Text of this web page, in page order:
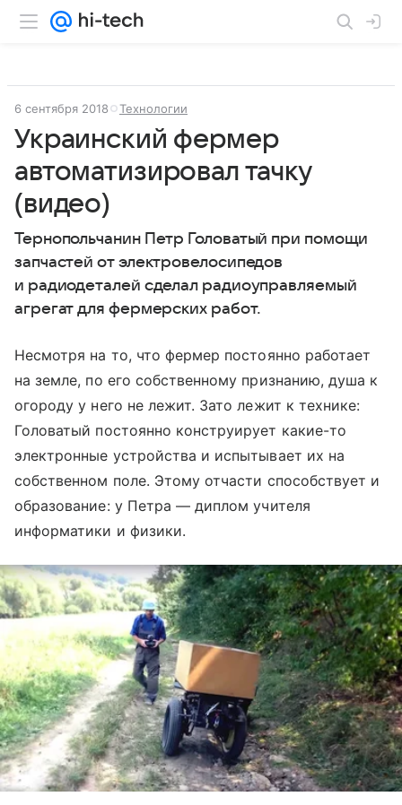
6 сентября 2018 Технологии
Украинский фермер
автоматизировал тачку
(видео)
Тернопольчанин Петр Головатый при помощи
запчастей от электровелосипедов
и радиодеталей сделал радиоуправляемый
агрегат для фермерских работ.
Несмотря на то, что фермер постоянно работает
на земле, по его собственному признанию, душа к
огороду у него не лежит. Зато лежит к технике:
Головатый постоянно конструирует какие-то
электронные устройства и испытывает их на
собственном поле. Этому отчасти способствует и
образование: у Петра — диплом учителя
информатики и физики.